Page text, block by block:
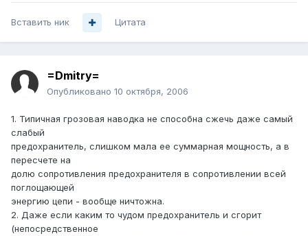
Вставить ник Цитата
=Dmitry=
Опубликовано 10 октября, 2006
1. Типичная грозовая наводка не способна сжечь даже самый
слабый
предохранитель, слишком мала ее суммарная мощность, а в
пересчете на
долю сопротивления предохранителя в сопротивлении всей
поглощающей
энергию цепи - вообще ничтожна.
2. Даже если каким то чудом предохранитель и сгорит
(непосредственное